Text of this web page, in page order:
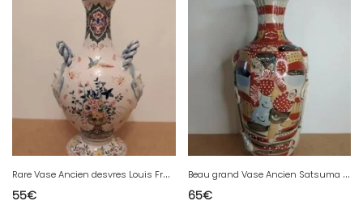
R
are Vase Ancien desvres Louis François Fourmaintraux Avec Décor En Volume en bel état
55€
B
eau grand Vase Ancien Satsuma Avec Partie En Volume sur les côtés en bon état
65€